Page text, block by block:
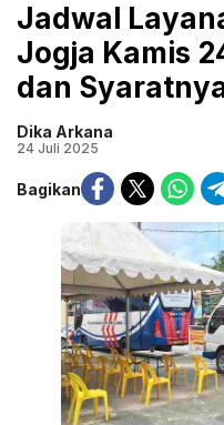
Jadwal
Jogja Kamis
dan
Dika Arkana
24 Juli 2025
Bagikan